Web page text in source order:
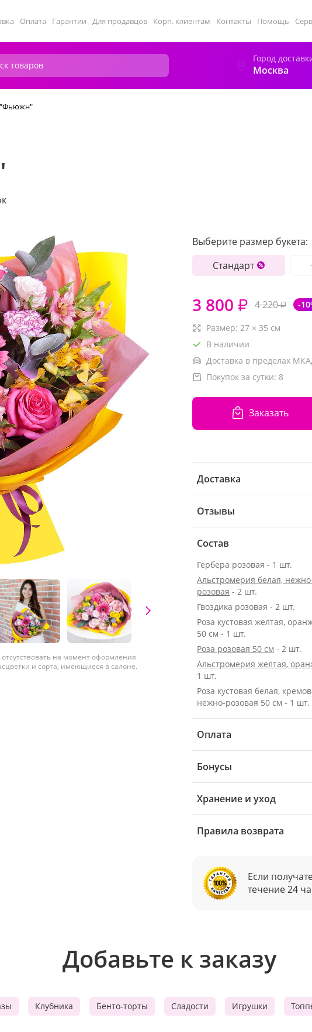
Оплата Гарантии Для продавцов Корп. клиентам Контакты Помощь
Город
Москва
"Фьюжн"
на момент оформления
и сорта, имеющиеся в салоне.
Выберите размер букета:
Стандарт
3 800 ₽ 4 220₽ -
Размер: 27 × 35 см
В наличии
Доставка в пределах
Покупок за сутки: 8
Заказать
Доставка
Отзывы
Состав
Гербера розовая - 1 шт.
Альстромерия белая,
розовая - 2 шт.
Гвоздика розовая - 2 шт.
Роза кустовая желтая,
50 см - 1 шт.
Роза розовая 50 см - 2 шт.
Альстромерия желтая,
1 шт.
Роза кустовая белая,
нежно-розовая 50 см - 1 шт.
Оплата
Бонусы
Хранение и уход
Правила возврата
Если
течение 24
Добавьте к заказу
Клубника Бенто-торты Сладости Игрушки